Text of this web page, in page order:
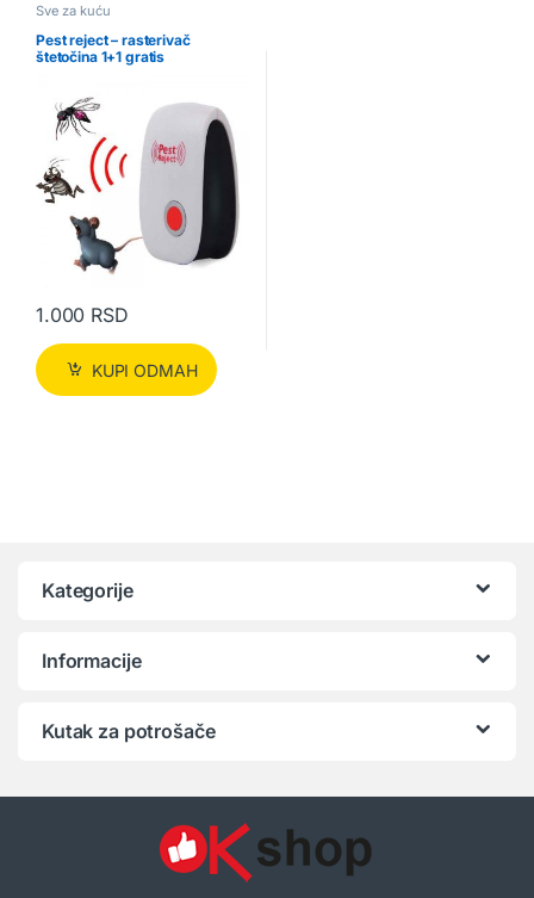
Sve za kuću
Pest reject – rasterivač
štetočina 1+1 gratis
1.000 RSD
KUPI ODMAH
Kategorije
Informacije
Kutak za potrošače